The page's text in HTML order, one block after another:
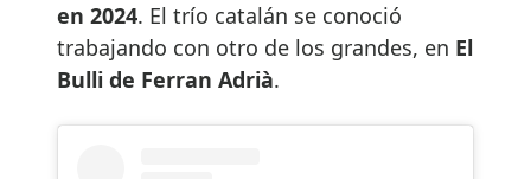
en 2024. El trío catalán se conoció
trabajando con otro de los grandes, en El
Bulli de Ferran Adrià.